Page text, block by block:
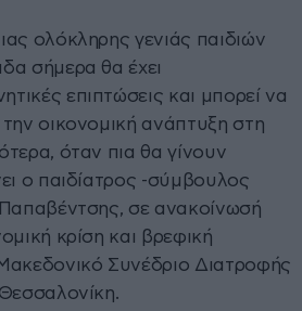
ολόκληρης γενιάς παιδιών
σήμερα θα έχει
επιπτώσεις και μπορεί να
οικονομική ανάπτυξη στη
όταν πια θα γίνουν
ο παιδίατρος -σύμβουλος
σε ανακοίνωσή
κρίση και βρεφική
Συνέδριο Διατροφής